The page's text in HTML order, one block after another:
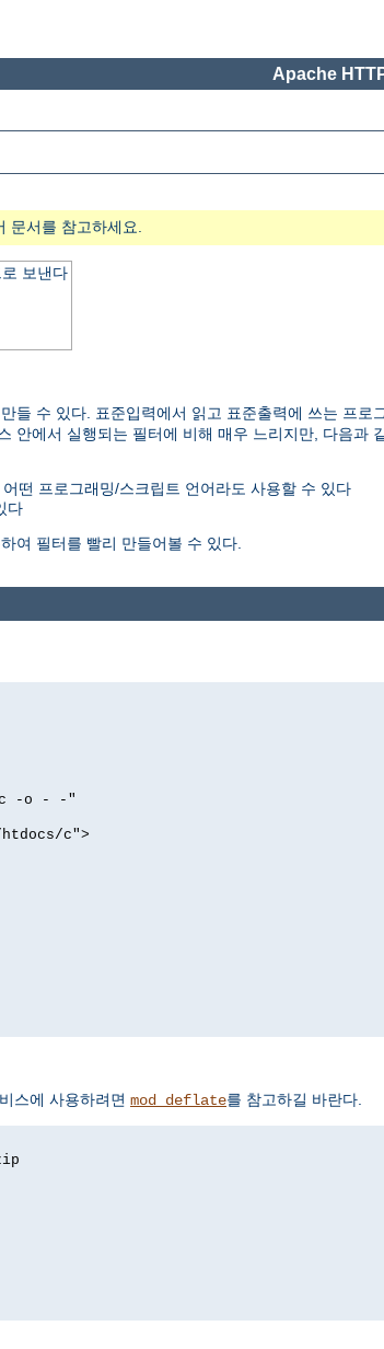
Apache
문서를 참고하세요.
보낸다
들 수 있다. 표준입력에서 읽고 표준출력에 쓰는 프
안에서 실행되는 필터에 비해 매우 느리지만, 다음과
떤 프로그래밍/스크립트 언어라도 사용할 수 있다
다
여 필터를 빨리 만들어볼 수 있다.
-o - -"
c">
스에 사용하려면 mod_deflate를 참고하길 바란다.